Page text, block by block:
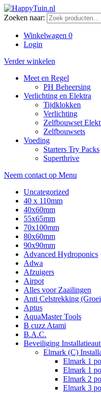
Zoeken naar:
Winkelwagen 0
Login
Verder winkelen
Meet en Regel
PH Beheersing
Verlichting en Elektra
Tijdklokken
Verlichting
Zelfbouwset
Zelfbouwsets
Voeding
Starters Try Packs
Superthrive
Neem contact op Menu
Uncategorized
40 x 110mm
40x60mm
55x65mm
70x100mm
80x60mm
90x90mm
Advanced Hydroponics
Adwa
Afzuigers
Airpot
Alles voor Zaailingen
Anti Celstrekking
Aptus
AquaMaster Tools
B cuzz Atami
B.A.C.
Beveiliging
Elmark (C)
Elmark 1
Elmark 1
Elmark 2
Elmark 3